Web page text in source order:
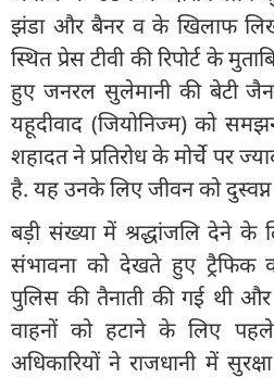
झंडा और बैनर व के खिलाफ
स्थित प्रेस टीवी की रिपोर्ट के
हुए जनरल सुलेमानी की बेटी
यहूदीवाद (जियोनिज्म) को
शहादत ने प्रतिरोध के मोर्चे पर
है. यह उनके लिए जीवन को दुस्वप्न
बड़ी संख्या में श्रद्धांजलि देने के
संभावना को देखते हुए ट्रैफिक
पुलिस की तैनाती की गई थी
वाहनों को हटाने के लिए
अधिकारियों ने राजधानी में